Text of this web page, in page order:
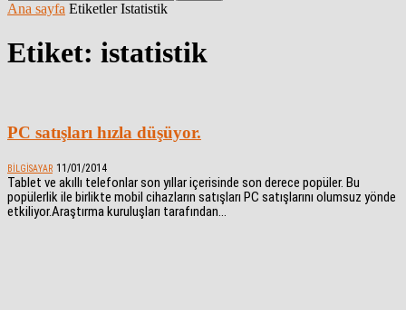
Ana sayfa Etiketler Istatistik
Etiket: istatistik
PC satışları hızla düşüyor.
BILGISAYAR 11/01/2014
Tablet ve akıllı telefonlar son yıllar içerisinde son derece popüler. Bu
popülerlik ile birlikte mobil cihazların satışları PC satışlarını olumsuz yönde
etkiliyor.Araştırma kuruluşları tarafından...